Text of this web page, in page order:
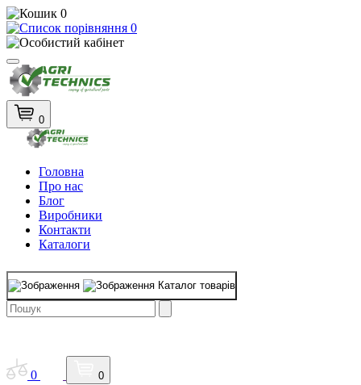
0
0
0
Головна
Про нас
Блог
Виробники
Контакти
Каталоги
Каталог товарів
0 0